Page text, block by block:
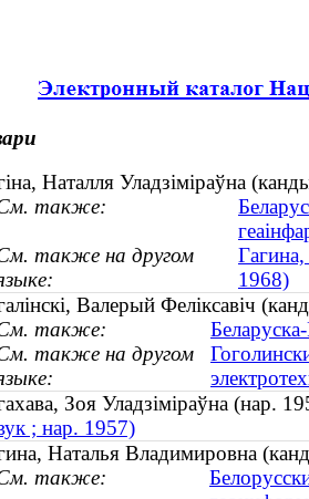
Наталля Уладзіміраўна
также:
также на другом
1968)
Валерый Феліксавіч
также:
также на другом
Зоя Уладзіміраўна (нар.
; нар. 1957)
Наталья Владимировна
также: